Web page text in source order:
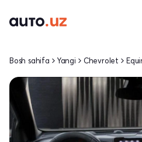
Bosh sahifa Yangi Chevrolet